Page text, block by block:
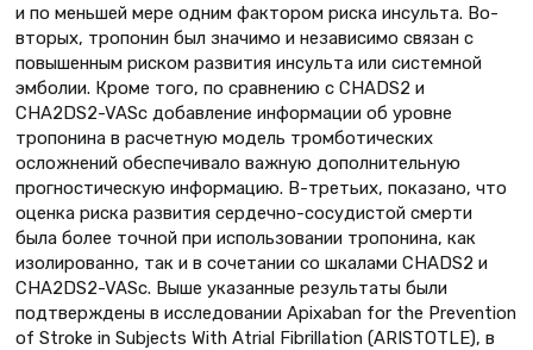
и по меньшей мере одним фактором риска инсульта. Во-
вторых, тропонин был значимо и независимо связан с
повышенным риском развития инсульта или системной
эмболии. Кроме того, по сравнению с CHADS2 и
CHA2DS2-VASc добавление информации об уровне
тропонина в расчетную модель тромботических
осложнений обеспечивало важную дополнительную
прогностическую информацию. В-третьих, показано, что
оценка риска развития сердечно-сосудистой смерти
была более точной при использовании тропонина, как
изолированно, так и в сочетании со шкалами CHADS2 и
CHA2DS2-VASc. Выше указанные результаты были
подтверждены в исследовании Apixaban for the Prevention
of Stroke in Subjects With Atrial Fibrillation (ARISTOTLE), в